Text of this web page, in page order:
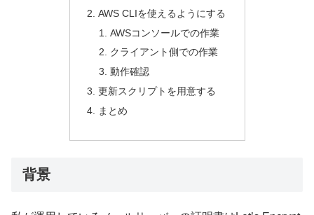
AWS CLIを使えるようにする
AWSコンソールでの作業
クライアント側での作業
動作確認
更新スクリプトを用意する
まとめ
背景